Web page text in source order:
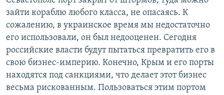
зайти кораблю любого класса, не опасаясь. К
сожалению, в украинское время мы недостаточно
его использовали, он был недооценен. Сегодня
российские власти будут пытаться превратить его в
свою бизнес-империю. Конечно, Крым и его порты
находятся под санкциями, что делает этот бизнес
весьма рискованным. Пользоваться этим портом